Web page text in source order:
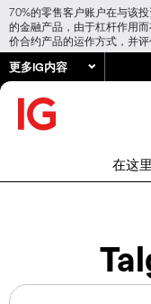
70%的零售客户账户在与该
的金融产品，由于杠杆作用
价合约产品的运作方式，并
更多IG内容
在这